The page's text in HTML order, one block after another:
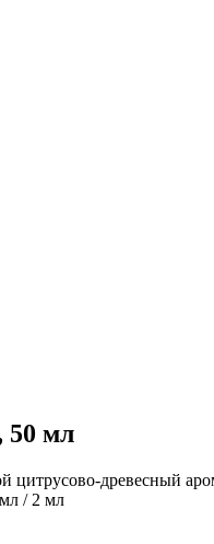
50 мл
древесный
/ 2 мл